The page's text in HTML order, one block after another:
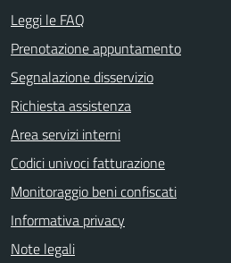
Leggi le FAQ
Prenotazione appuntamento
Segnalazione disservizio
Richiesta assistenza
Area servizi interni
Codici univoci fatturazione
Monitoraggio beni confiscati
Informativa privacy
Note legali